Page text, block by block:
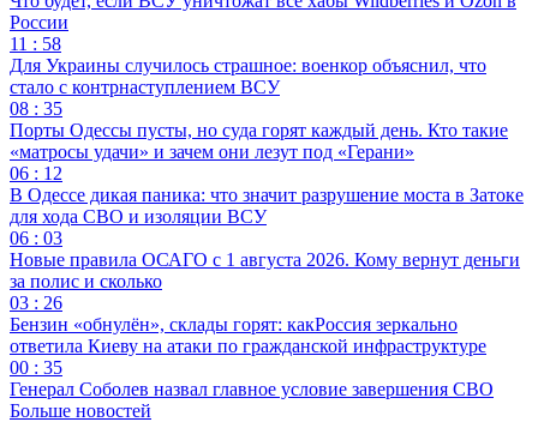
России
11 : 58
Для Украины случилось страшное: военкор объяснил, что
стало с контрнаступлением ВСУ
08 : 35
Порты Одессы пусты, но суда горят каждый день. Кто такие
«матросы удачи» и зачем они лезут под «Герани»
06 : 12
В Одессе дикая паника: что значит разрушение моста в Затоке
для хода СВО и изоляции ВСУ
06 : 03
Новые правила ОСАГО с 1 августа 2026. Кому вернут деньги
за полис и сколько
03 : 26
Бензин «обнулён», склады горят: какРоссия зеркально
ответила Киеву на атаки по гражданской инфраструктуре
00 : 35
Генерал Соболев назвал главное условие завершения СВО
Больше новостей